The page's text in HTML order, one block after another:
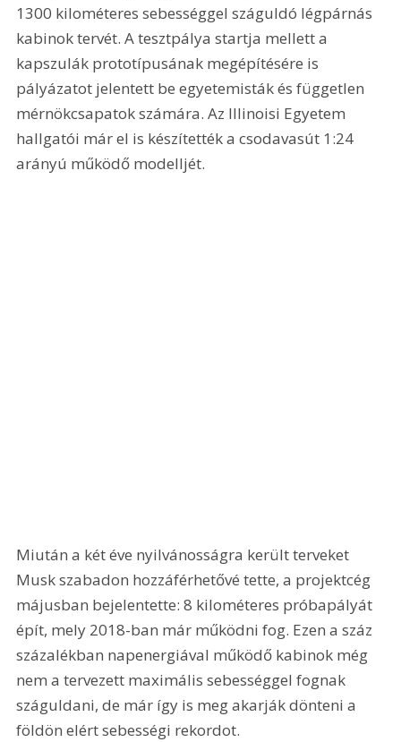
1300 kilométeres sebességgel száguldó légpárnás
kabinok tervét. A tesztpálya startja mellett a
kapszulák prototípusának megépítésére is
pályázatot jelentett be egyetemisták és független
mérnökcsapatok számára. Az Illinoisi Egyetem
hallgatói már el is készítették a csodavasút 1:24
arányú működő modelljét.
Miután a két éve nyilvánosságra került terveket
Musk szabadon hozzáférhetővé tette, a projektcég
májusban bejelentette: 8 kilométeres próbapályát
épít, mely 2018-ban már működni fog. Ezen a száz
százalékban napenergiával működő kabinok még
nem a tervezett maximális sebességgel fognak
száguldani, de már így is meg akarják dönteni a
földön elért sebességi rekordot.